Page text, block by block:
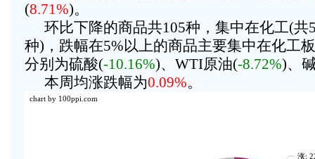
(8.71%)。
环比下降的商品共105种，集中在化工(共
种)，跌幅在5%以上的商品主要集中在化工
分别为硫酸(-10.16%)、WTI原油(-8.72%)、
本周均涨跌幅为0.09%。
涨:
chart by 100ppi.com